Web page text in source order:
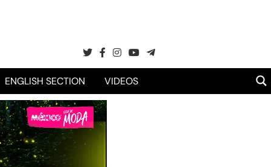
ENGLISH SECTION VIDEOS